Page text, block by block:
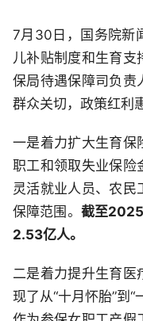
7月30日，国务院新
儿补贴制度和生育支
保局待遇保障司负责
群众关切，政策红利
一是着力扩大生育保
职工和领取失业保险
灵活就业人员、农
保障范围。 截至
2.53亿人。
二是着力提升生育医
现了从“十月怀胎”到